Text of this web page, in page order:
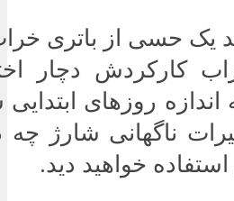
یک حسی از باتری
کارکردش دچار
اندازه روزهای
ناگهانی شارژ
خواهید دید.